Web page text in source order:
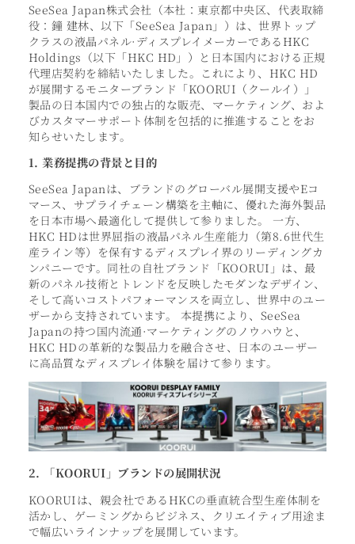
SeeSea Japan株式会社（本社：東京都中央区、代表取締
役：鐘 建林、以下「SeeSea Japan」）は、世界トップ
クラスの液晶パネル·ディスプレイメーカーであるHKC
Holdings（以下「HKC HD」）と日本国内における正規
代理店契約を締結いたしました。これにより、HKC HD
が展開するモニターブランド「KOORUI（クールイ）」
製品の日本国内での独占的な販売、マーケティング、およ
びカスタマーサポート体制を包括的に推進することをお
知らせいたします。
1. 業務提携の背景と目的
SeeSea Japanは、ブランドのグローバル展開支援やEコ
マース、サプライチェーン構築を主軸に、優れた海外製品
を日本市場へ最適化して提供して参りました。 一方、
HKC HDは世界屈指の液晶パネル生産能力（第8.6世代生
産ライン等）を保有するディスプレイ界のリーディングカ
ンパニーです。同社の自社ブランド「KOORUI」は、最
新のパネル技術とトレンドを反映したモダンなデザイン、
そして高いコストパフォーマンスを両立し、世界中のユー
ザーから支持されています。 本提携により、SeeSea
Japanの持つ国内流通·マーケティングのノウハウと、
HKC HDの革新的な製品力を融合させ、日本のユーザー
に高品質なディスプレイ体験を届けて参ります。
2. 「KOORUI」ブランドの展開状況
KOORUIは、親会社であるHKCの垂直統合型生産体制を
活かし、ゲーミングからビジネス、クリエイティブ用途ま
で幅広いラインナップを展開しています。